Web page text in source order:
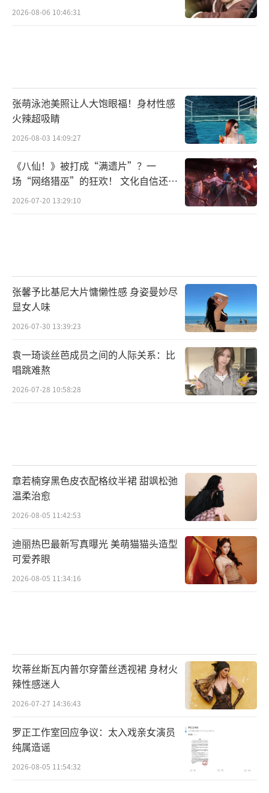
2026-08-06 10:46:31
张萌泳池美照让人大饱眼福！身材性感
火辣超吸睛
2026-08-03 14:09:27
《八仙！》被打成“满遗片”？一
场“网络猎巫”的狂欢！ 文化自信还是
焦虑？
2026-07-20 13:29:10
张馨予比基尼大片慵懒性感 身姿曼妙尽
显女人味
2026-07-30 13:39:23
袁一琦谈丝芭成员之间的人际关系：比
唱跳难熬
2026-07-28 10:58:28
章若楠穿黑色皮衣配格纹半裙 甜飒松弛
温柔治愈
2026-08-05 11:42:53
迪丽热巴最新写真曝光 美萌猫猫头造型
可爱养眼
2026-08-05 11:34:16
坎蒂丝斯瓦内普尔穿蕾丝透视裙 身材火
辣性感迷人
2026-07-27 14:36:43
罗正工作室回应争议：太入戏亲女演员
纯属造谣
2026-08-05 11:54:32